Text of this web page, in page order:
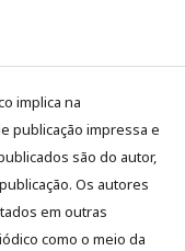
implica na
publicação impressa e
são do autor,
Os autores
em outras
como o meio da